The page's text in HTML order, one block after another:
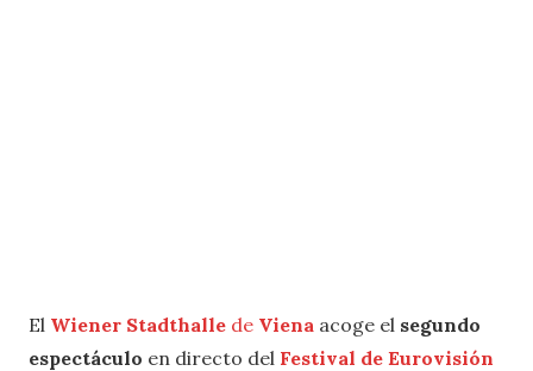
El Wiener Stadthalle de Viena acoge el segundo
espectáculo en directo del Festival de Eurovisión